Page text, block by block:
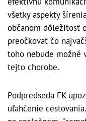
všetky aspekty
občanom dôležitosť
preočkovať čo
toho nebude
tejto chorobe.
Podpredseda EK
uľahčenie